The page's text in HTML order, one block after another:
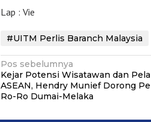
Lap : Vie
#UITM Perlis Baranch Malaysia
Navigasi
pos
Pos sebelumnya
Kejar Potensi Wisatawan dan
ASEAN, Hendry Munief Dorong
Ro-Ro Dumai-Melaka